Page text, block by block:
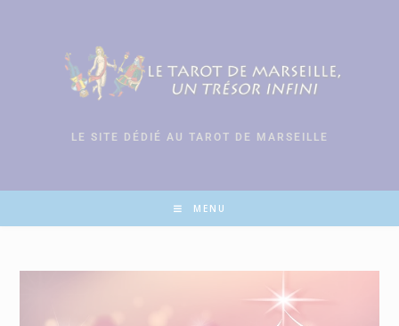
LE SITE DÉDIÉ AU TAROT DE MARSEILLE
MENU